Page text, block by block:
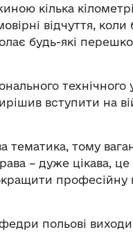
кілька
відчуття,
будь-які
технічного
вступити на
тематика, тому
– дуже цікава, це
професійну
польові